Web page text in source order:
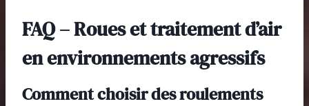
FAQ – Roues et traitement d’air
en environnements agressifs
Comment choisir des roulements